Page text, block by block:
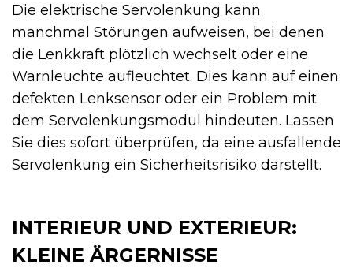
Die elektrische Servolenkung kann
manchmal Störungen aufweisen, bei denen
die Lenkkraft plötzlich wechselt oder eine
Warnleuchte aufleuchtet. Dies kann auf einen
defekten Lenksensor oder ein Problem mit
dem Servolenkungsmodul hindeuten. Lassen
Sie dies sofort überprüfen, da eine ausfallende
Servolenkung ein Sicherheitsrisiko darstellt.
INTERIEUR UND EXTERIEUR:
KLEINE ÄRGERNISSE